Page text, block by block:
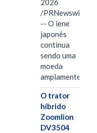
2026
/PRNewswire/
-- O iene
japonês
continua
sendo uma
moeda
amplamente…
O trator
híbrido
Zoomlion
DV3504